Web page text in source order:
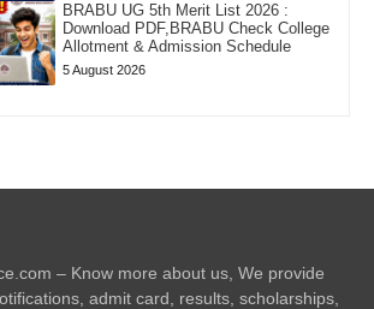
BRABU UG 5th Merit List 2026 :
Download PDF,BRABU Check College
Allotment & Admission Schedule
5 August 2026
– Know more about us, We provide
admit card, results, scholarships,